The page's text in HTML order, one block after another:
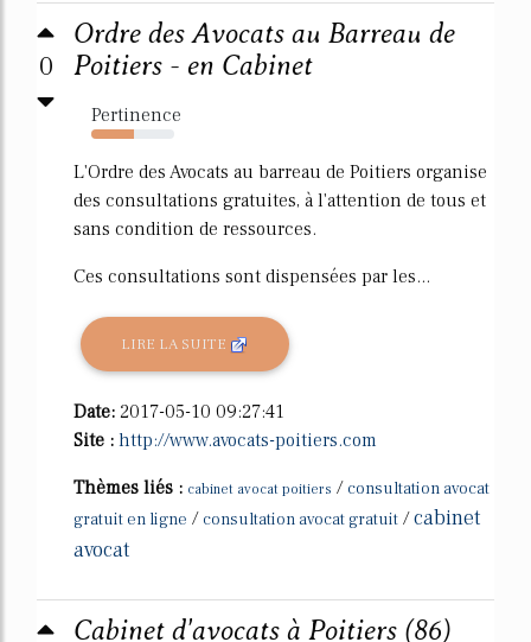
0
Ordre des Avocats au Barreau de
Poitiers - en Cabinet
Pertinence
51%
L'Ordre des Avocats au barreau de Poitiers organise
des consultations gratuites, à l'attention de tous et
sans condition de ressources.
Ces consultations sont dispensées par les...
LIRE LA SUITE
Date: 2017-05-10 09:27:41
Site : http://www.avocats-poitiers.com
Thèmes liés : cabinet avocat poitiers / consultation avocat
gratuit en ligne / consultation avocat gratuit /cabinet
avocat
Cabinet d'avocats à Poitiers (86)